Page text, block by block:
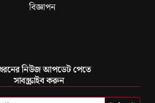
বিজ্ঞাপন
নিউজ আপডেট পেতে
সাবস্ক্রাইব করুন